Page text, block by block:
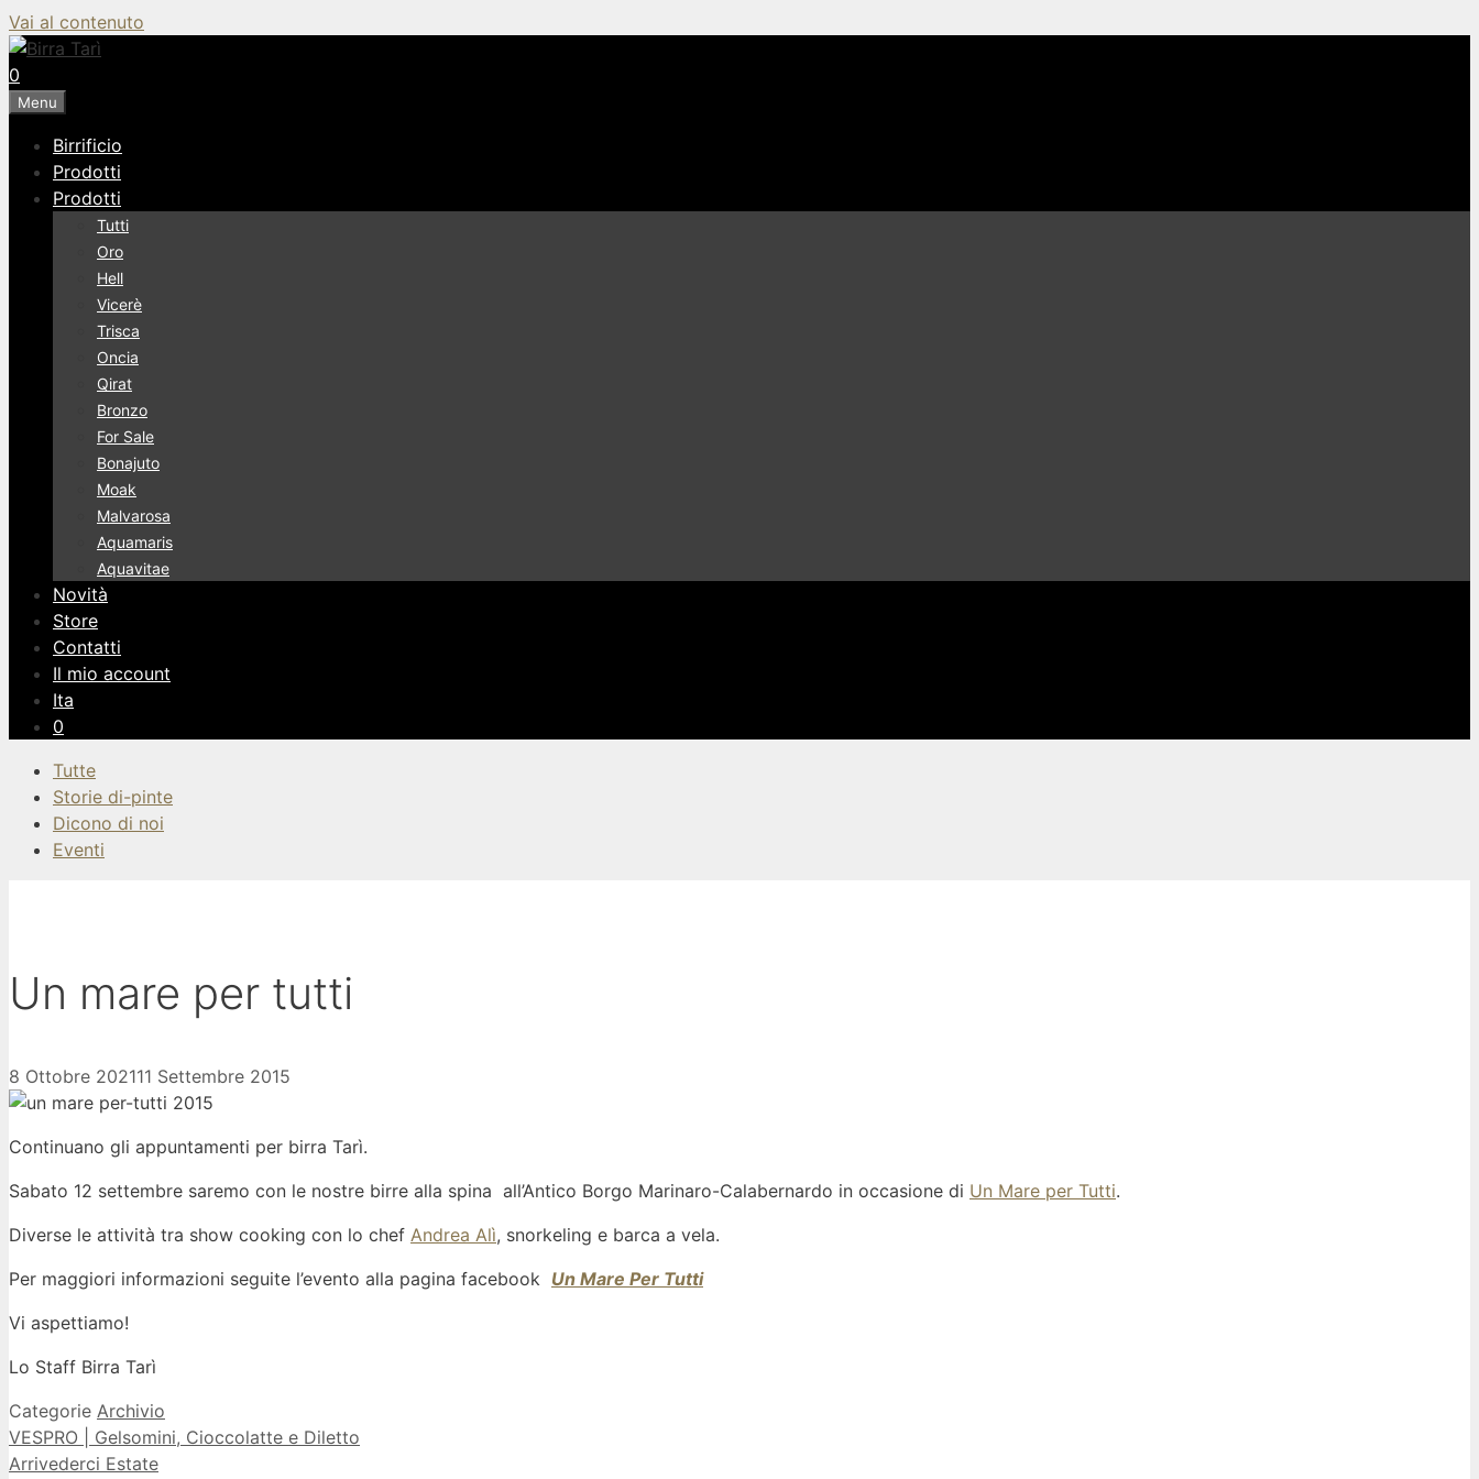
Vai al contenuto
0
Menu
Birrificio
Prodotti
Prodotti
Tutti
Oro
Hell
Vicerè
Trisca
Oncia
Qirat
Bronzo
For Sale
Bonajuto
Moak
Malvarosa
Aquamaris
Aquavitae
Novità
Store
Contatti
Il mio account
Ita
0
Tutte
Storie di-pinte
Dicono di noi
Eventi
Un mare per tutti
8 Ottobre 202111 Settembre 2015
Continuano gli appuntamenti per birra Tarì.
Sabato 12 settembre saremo con le nostre birre alla spina all’Antico Borgo Marinaro-Calabernardo in occasione di Un Mare per Tutti.
Diverse le attività tra show cooking con lo chef Andrea Alì, snorkeling e barca a vela.
Per maggiori informazioni seguite l’evento alla pagina facebook Un Mare Per Tutti
Vi aspettiamo!
Lo Staff Birra Tarì
Categorie Archivio
VESPRO | Gelsomini, Cioccolatte e Diletto
Arrivederci Estate